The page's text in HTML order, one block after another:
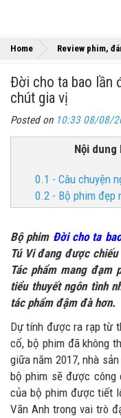
Home Review phim,
Đời cho ta bao lần
chút gia vị
Posted on 10:33 08/08/
Nội dung
0.1 - Câu chuyện
0.2 - Bộ phim đẹp
Bộ phim Đời cho ta
Tú Vi đang được
Tác phẩm mang đạm
tiểu thuyết ngôn tình
tác phẩm đậm đà hơn.
Dự tính được ra rạp từ
cố, bộ phim đã không
giữa năm 2017, nhà
bộ phim sẽ được công
của bộ phim được tiết
Văn Anh trong vai trò